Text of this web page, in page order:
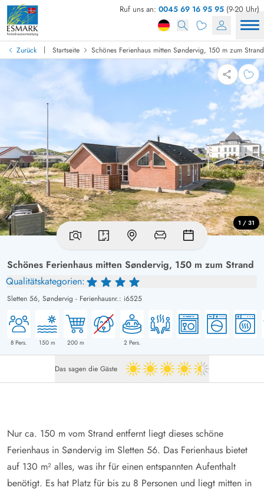
Ruf uns an: 0045 69 16 95 95 (9-20 Uhr)
Zurück | Startseite Schönes Ferienhaus mitten Søndervig, 150 m zum Strand
Schönes Ferienhaus mitten Søndervig, 150 m zum Strand
Qualitätskategorien:
Sletten 56, Søndervig - Ferienhausnr.: i6525
8 Pers. 150 m 200m 2 Pers.
1 / 31
Das sagen die Gäste 4.5 von 5
Nur ca. 150 m vom Strand entfernt liegt dieses schöne
Ferienhaus in Søndervig im Sletten 56. Das Ferienhaus bietet
auf 130 m² alles, was ihr für einen entspannten Aufenthalt
benötigt. Es hat Platz für bis zu 8 Personen und liegt mitten in